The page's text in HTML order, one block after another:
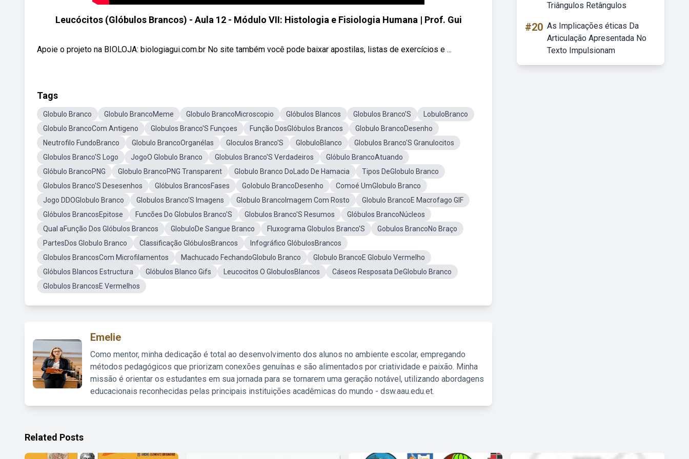
Leucócitos (Glóbulos Brancos) - Aula 12 - Módulo VII: Histologia e Fisiologia Humana | Prof. Gui
Apoie o projeto na BIOLOJA: biologiagui.com.br No site também você pode baixar apostilas, listas de exercícios e ...
Tags
Globulo Branco Globulo BrancoMeme Globulo BrancoMicroscopio Glóbulos Blancos Globulos Branco'S
LobuloBranco
Globulo BrancoCom Antigeno
Globulos Branco'S Funçoes Função DosGlóbulos Brancos
Globulo BrancoDesenho
Neutrofilo FundoBranco
Globulo BrancoOrganélas Gloculos Branco'S GlobuloBlanco
Globulos Branco'S Granulocitos
Globulos Branco'S Logo
JogoO Globulo Branco Globulos Branco'S Verdadeiros
Glóbulo BrancoAtuando
Glóbulo BrancoPNG
Globulo BrancoPNG Transparent Globulo Branco DoLado De Hamacia
Tipos DeGlobulo Branco
Globulos Branco'S Desesenhos
Glóbulos BrancosFases Golobulo BrancoDesenho
Comoé UmGlobulo Branco
Jogo DDOGlobulo Branco
Globulos Branco'S Imagens Globulo BrancoImagem Com Rosto
Globulo BrancoE Macrofago GIF
Glóbulos BrancosEpitose
Funcões Do Globulos Branco'S Globulos Branco'S Resumos
Glóbulos BrancoNúcleos
Qual aFunção Dos Glóbulos Brancos
GlobuloDe Sangue Branco Fluxograma Globulos Branco'S
Gobulos BrancoNo Braço
PartesDos Globulo Branco
Classificação GlóbulosBrancos
Infográfico GlóbulosBrancos
Globulos BrancosCom Microfilamentos
Machucado FechandoGlobulo Branco
Globulo BrancoE Globulo Vermelho
Glóbulos Blancos Estructura
Glóbulos Blanco Gifs Leucocitos O GlobulosBlancos
Cáseos Resposata DeGlobulo Branco
Globulos BrancosE Vermelhos
Emelie
Como mentor, minha dedicação é total ao desenvolvimento dos alunos no ambiente escolar, empregando
métodos pedagógicos que priorizam conexões genuínas e são alimentados por criatividade e paixão. Minha
missão é orientar os estudantes em sua jornada para se tornarem uma geração notável, utilizando abordagens
educacionais reconhecidas pelas principais instituições acadêmicas do mundo - dsw.aau.edu.et.
Triângulos Retângulos
#20 As Implicações éticas Da
Articulação Apresentada No
Texto Impulsionam
Related Posts